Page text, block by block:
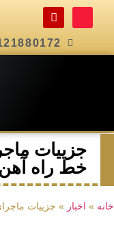
جزییات
خط راه
خانه » اخبار » جزییات